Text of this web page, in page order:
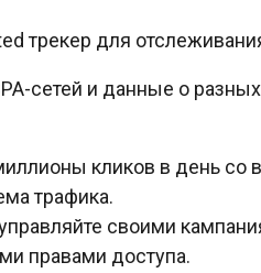
трекер для
сетей и данные о
кликов в день со
трафика.
своими
правами доступа.